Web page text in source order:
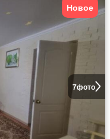
7фото
Новое